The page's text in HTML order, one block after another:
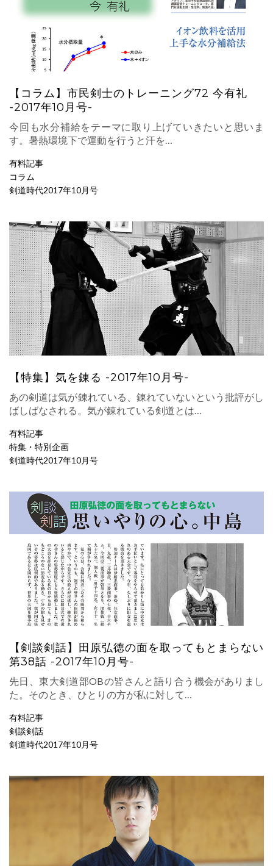
【コラム】市民剣士のトレーニング72 今有礼
-2017年10月号-
今回も水分補給をテーマに取り上げていきたいと思いま
す。暑熱環境下で運動を行うと汗を…
有料記事
コラム
剣道時代2017年10月号
【特集】気を錬る -2017年10月号-
あの剣道は気が錬れている、錬れていないという批評がし
ばしばなされる。気が錬れている剣道とは…
有料記事
特集・特別企画
剣道時代2017年10月号
【剣談剣話】田原弘徳の面を取ってもとまらない
第38話 -2017年10月号-
先日、東大剣道部OBの皆さんと語り合う機会がありまし
た。そのとき、ひとりの方が私に対して…
有料記事
剣談剣話
剣道時代2017年10月号